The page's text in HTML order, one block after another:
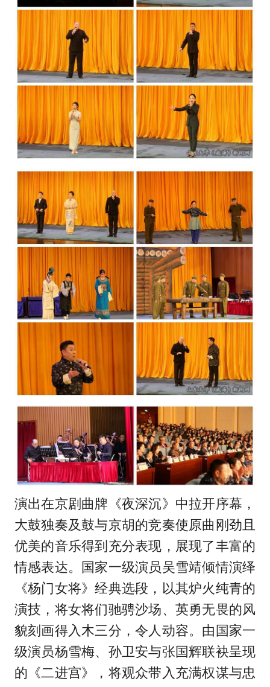
演出在京剧曲牌《夜深沉》中拉开序幕，
大鼓独奏及鼓与京胡的竞奏使原曲刚劲且
优美的音乐得到充分表现，展现了丰富的
情感表达。国家一级演员吴雪靖倾情演绎
《杨门女将》经典选段，以其炉火纯青的
演技，将女将们驰骋沙场、英勇无畏的风
貌刻画得入木三分，令人动容。由国家一
级演员杨雪梅、孙卫安与张国辉联袂呈现
的《二进宫》，将观众带入充满权谋与忠